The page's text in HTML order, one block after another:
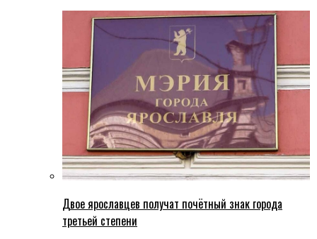
Двое ярославцев получат почётный знак города
третьей степени